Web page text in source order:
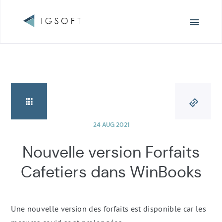
Nouvelle version Forfaits
Cafetiers dans WinBooks
24 AUG 2021
Une nouvelle version des forfaits est disponible car les
Navigation